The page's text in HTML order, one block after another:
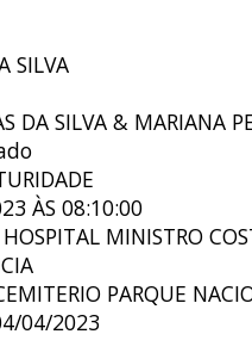
SILVA
DA SILVA & MARIANA
ÀS 08:10:00
MINISTRO
PARQUE
04/2023